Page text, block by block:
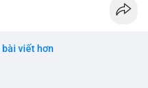
viết hơn